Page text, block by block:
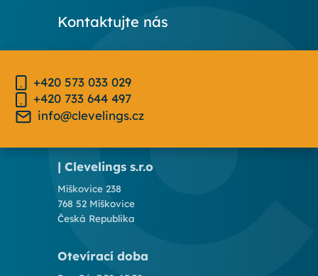
Kontaktujte nás
+420 573 033 029
+420 733 644 497
info@clevelings.cz
| Clevelings s.r.o
Míškovice 238
768 52 Míškovice
Česká Republika
Otevírací doba